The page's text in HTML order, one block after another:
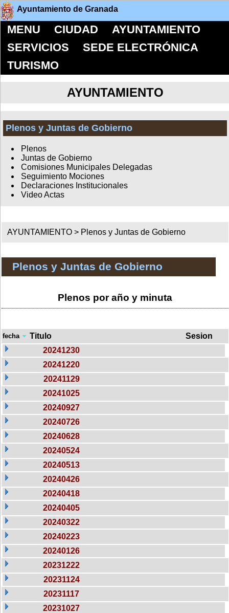
Ayuntamiento de Granada
MENU CIUDAD
AYUNTAMIENTO
SERVICIOS
SEDE ELECTRÓNICA
TURISMO
AYUNTAMIENTO
Plenos y Juntas de Gobierno
Plenos
Juntas de Gobierno
Comisiones Municipales Delegadas
Seguimiento Mociones
Declaraciones Institucionales
Video Actas
AYUNTAMIENTO > Plenos y Juntas de Gobierno
Plenos y Juntas de Gobierno
Plenos por año y minuta
fecha Titulo
Sesion
20241230
20241220
20241129
20241025
20240927
20240726
20240628
20240524
20240513
20240426
20240418
20240405
20240322
20240223
20240126
20231222
20231124
20231117
20231027